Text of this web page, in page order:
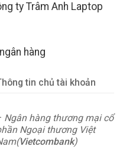
ty Trâm Anh Laptop
ngân hàng
tin chủ tài khoản
Ngân hàng thương mại cổ
Ngoại thương Việt
Vietcombank)